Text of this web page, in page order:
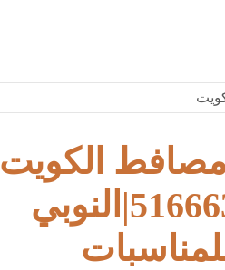
الكويت
|51666345|النوبي